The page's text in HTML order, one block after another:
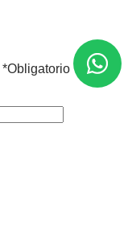
*Obligatorio